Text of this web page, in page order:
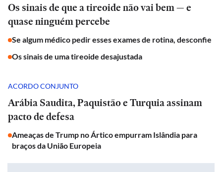
Os sinais de que a tireoide não vai bem — e
quase ninguém percebe
Se algum médico pedir esses exames de rotina, desconfie
Os sinais de uma tireoide desajustada
ACORDO CONJUNTO
Arábia Saudita, Paquistão e Turquia assinam
pacto de defesa
Ameaças de Trump no Ártico empurram Islândia para
braços da União Europeia